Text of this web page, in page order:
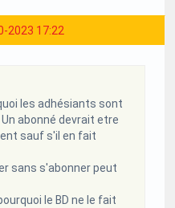
2023 17:22
les adhésiants sont
abonné devrait etre
sauf s'il en fait
sans s'abonner peut
le BD ne le fait